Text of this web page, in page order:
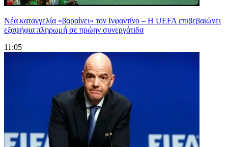
Νέα καταγγελία «βαραίνει» τον Ινφαντίνο – Η UEFA επιβεβαιώνει
εξαψήφια πληρωμή σε πρώην συνεργάτιδα
11:05